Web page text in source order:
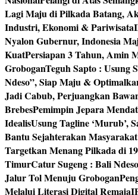
Lagi Maju di Pilkada Batang,
Industri, Ekonomi & Pariwisata
Nyalon Gubernur, Indonesia
KuatPersiapan 3 Tahun, Amin
GroboganTeguh Sapto : Usung
Ndeso”, Siap Maju &
Jadi Cabub, Perjuangkan
BrebesPemimpin Jepara
IdealisUsung Tagline ‘Murub’,
Bantu Sejahterakan
Targetkan Menang Pilkada di
TimurCatur Sugeng : Bali
Jalur Tol Menuju Grobogan
Melalui Literasi Digital Remaja